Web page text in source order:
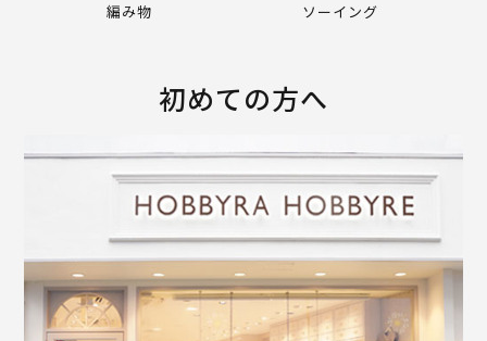
編み物 ソーイング
初めての方へ